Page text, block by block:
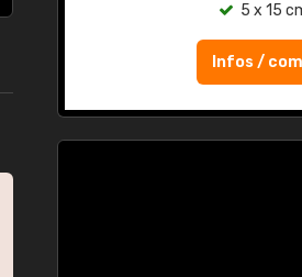
5 x 15 cm,
Infos /